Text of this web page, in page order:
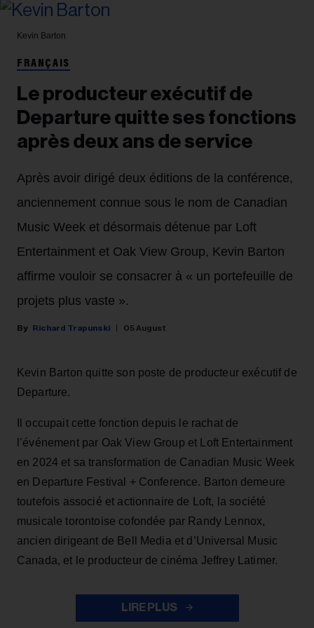
Kevin Barton
FRANÇAIS
Le producteur exécutif de
Departure quitte ses fonctions
après deux ans de service
Après avoir dirigé deux éditions de la conférence,
anciennement connue sous le nom de Canadian
Music Week et désormais détenue par Loft
Entertainment et Oak View Group, Kevin Barton
affirme vouloir se consacrer à « un portefeuille de
projets plus vaste ».
Richard Trapunski 05 August
Kevin Barton quitte son poste de producteur exécutif de
Departure.
Il occupait cette fonction depuis le rachat de
l’événement par Oak View Group et Loft Entertainment
en 2024 et sa transformation de Canadian Music Week
en Departure Festival + Conference. Barton demeure
toutefois associé et actionnaire de Loft, la société
musicale torontoise cofondée par Randy Lennox,
ancien dirigeant de Bell Media et d’Universal Music
Canada, et le producteur de cinéma Jeffrey Latimer.
LIRE PLUS